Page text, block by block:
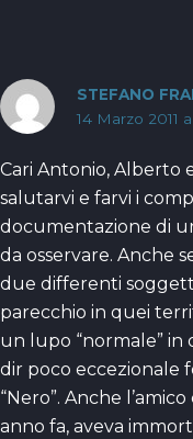
STEFANO
14 Marzo 2011 a
Cari Antonio, Alberto
salutarvi e farvi i
documentazione di
da osservare. Anche
due differenti
parecchio in quei
un lupo “normale” in
dir poco eccezionale
“Nero”. Anche
anno fa, aveva